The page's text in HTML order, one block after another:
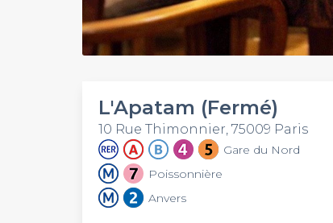
L'Apatam (Fermé)
10 Rue Thimonnier, 75009 Paris
Gare du Nord
Poissonnière
Anvers